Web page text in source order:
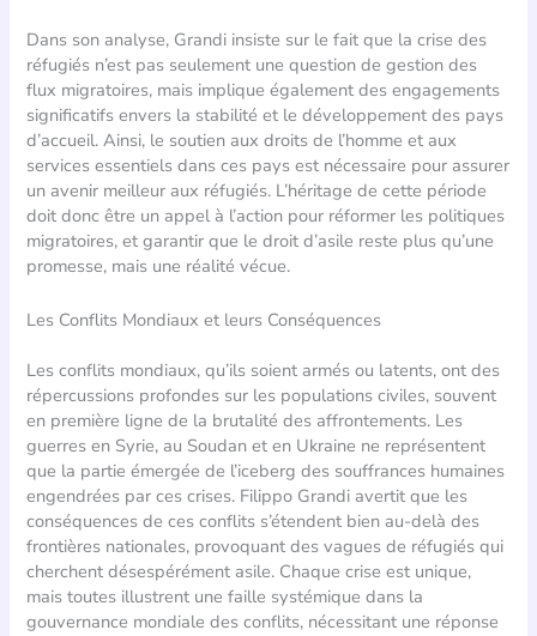
Dans son analyse, Grandi insiste sur le fait que la crise des
réfugiés n’est pas seulement une question de gestion des
flux migratoires, mais implique également des engagements
significatifs envers la stabilité et le développement des pays
d’accueil. Ainsi, le soutien aux droits de l’homme et aux
services essentiels dans ces pays est nécessaire pour assurer
un avenir meilleur aux réfugiés. L’héritage de cette période
doit donc être un appel à l’action pour réformer les politiques
migratoires, et garantir que le droit d’asile reste plus qu’une
promesse, mais une réalité vécue.
Les Conflits Mondiaux et leurs Conséquences
Les conflits mondiaux, qu’ils soient armés ou latents, ont des
répercussions profondes sur les populations civiles, souvent
en première ligne de la brutalité des affrontements. Les
guerres en Syrie, au Soudan et en Ukraine ne représentent
que la partie émergée de l’iceberg des souffrances humaines
engendrées par ces crises. Filippo Grandi avertit que les
conséquences de ces conflits s’étendent bien au-delà des
frontières nationales, provoquant des vagues de réfugiés qui
cherchent désespérément asile. Chaque crise est unique,
mais toutes illustrent une faille systémique dans la
gouvernance mondiale des conflits, nécessitant une réponse